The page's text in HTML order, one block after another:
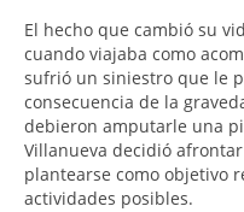
El hecho que cambió su
cuando viajaba como
sufrió un siniestro que le
consecuencia de la
debieron amputarle una
Villanueva decidió
plantearse como objetivo
actividades posibles.